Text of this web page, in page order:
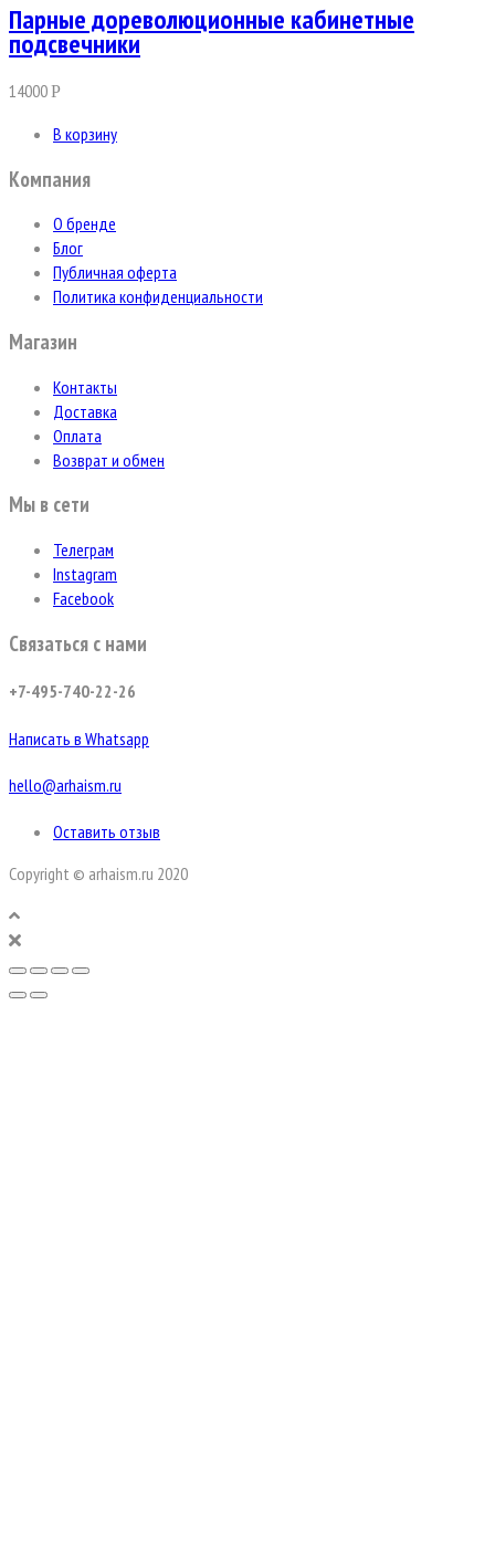
Парные дореволюционные кабинетные
подсвечники
14000Р
В корзину
Компания
О бренде
Блог
Публичная оферта
Политика конфиденциальности
Магазин
Контакты
Доставка
Оплата
Возврат и обмен
Мы в сети
Телеграм
Instagram
Facebook
Связаться с нами
+7-495-740-22-26
Написать в Whatsapp
hello@arhaism.ru
Оставить отзыв
Copyright © arhaism.ru 2020